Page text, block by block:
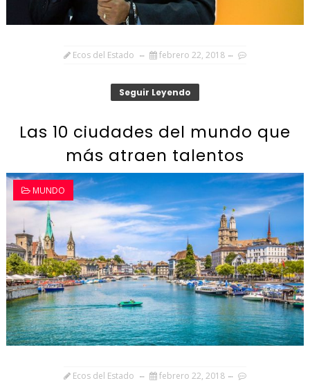
Ecos del Estado febrero 22, 2018
Seguir Leyendo
Las 10 ciudades del mundo que
más atraen talentos
MUNDO
Ecos del Estado febrero 22, 2018